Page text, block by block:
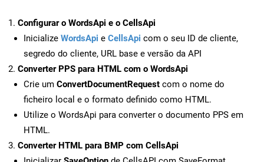
Configurar o WordsApi e o CellsApi
Inicialize WordsApi e CellsApi com o seu ID de cliente,
segredo do cliente, URL base e versão da API
Converter PPS para HTML com o WordsApi
Crie um ConvertDocumentRequest com o nome do
ficheiro local e o formato definido como HTML.
Utilize o WordsApi para converter o documento PPS em
HTML.
Converter HTML para BMP com CellsApi